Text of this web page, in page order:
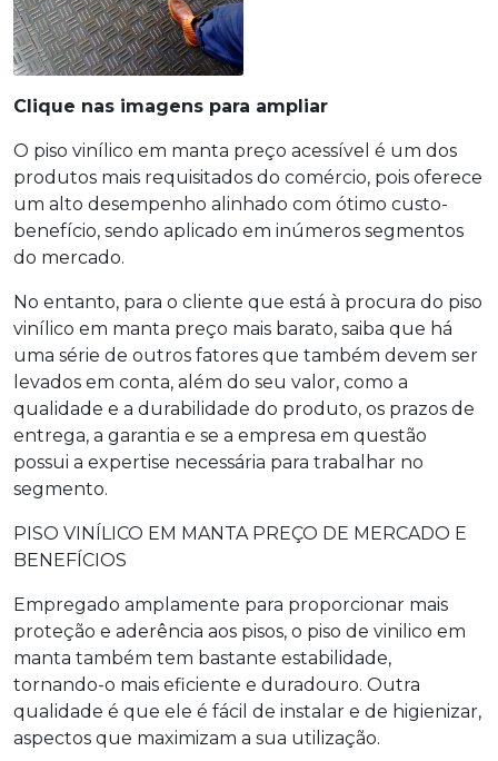
Clique nas imagens para ampliar
O piso vinílico em manta preço acessível é um dos
produtos mais requisitados do comércio, pois oferece
um alto desempenho alinhado com ótimo custo-
benefício, sendo aplicado em inúmeros segmentos
do mercado.
No entanto, para o cliente que está à procura do piso
vinílico em manta preço mais barato, saiba que há
uma série de outros fatores que também devem ser
levados em conta, além do seu valor, como a
qualidade e a durabilidade do produto, os prazos de
entrega, a garantia e se a empresa em questão
possui a expertise necessária para trabalhar no
segmento.
PISO VINÍLICO EM MANTA PREÇO DE MERCADO E
BENEFÍCIOS
Empregado amplamente para proporcionar mais
proteção e aderência aos pisos, o piso de vinilico em
manta também tem bastante estabilidade,
tornando-o mais eficiente e duradouro. Outra
qualidade é que ele é fácil de instalar e de higienizar,
aspectos que maximizam a sua utilização.